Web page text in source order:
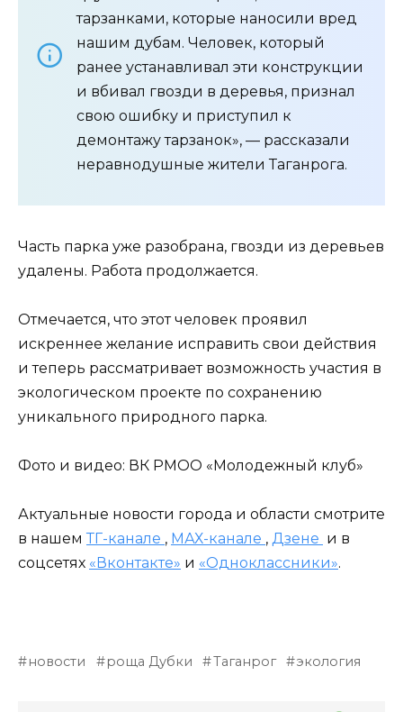
тарзанками, которые наносили вред
нашим дубам. Человек, который
ранее устанавливал эти конструкции
и вбивал гвозди в деревья, признал
свою ошибку и приступил к
демонтажу тарзанок», — рассказали
неравнодушные жители Таганрога.
Часть парка уже разобрана, гвозди из деревьев
удалены. Работа продолжается.
Отмечается, что этот человек проявил
искреннее желание исправить свои действия
и теперь рассматривает возможность участия в
экологическом проекте по сохранению
уникального природного парка.
Фото и видео: ВК РМОО «Молодежный клуб»
Актуальные новости города и области смотрите
в нашем ТГ-канале , МАХ-канале , Дзене и в
соцсетях «Вконтакте» и «Одноклассники».
новости роща Дубки Таганрог экология